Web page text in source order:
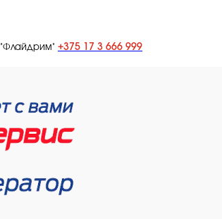
+375 17 3 666 999